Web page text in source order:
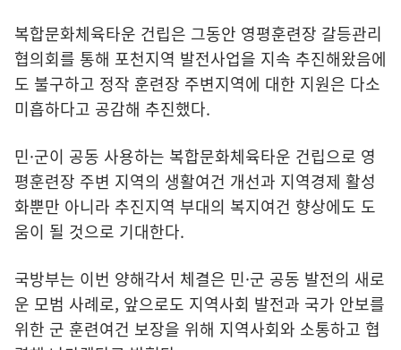
복합문화체육타운 건립은 그동안 영평훈련장 갈등관리
협의회를 통해 포천지역 발전사업을 지속 추진해왔음에
도 불구하고 정작 훈련장 주변지역에 대한 지원은 다소
미흡하다고 공감해 추진했다.
민·군이 공동 사용하는 복합문화체육타운 건립으로 영
평훈련장 주변 지역의 생활여건 개선과 지역경제 활성
화뿐만 아니라 추진지역 부대의 복지여건 향상에도 도
움이 될 것으로 기대한다.
국방부는 이번 양해각서 체결은 민·군 공동 발전의 새로
운 모범 사례로, 앞으로도 지역사회 발전과 국가 안보를
위한 군 훈련여건 보장을 위해 지역사회와 소통하고 협